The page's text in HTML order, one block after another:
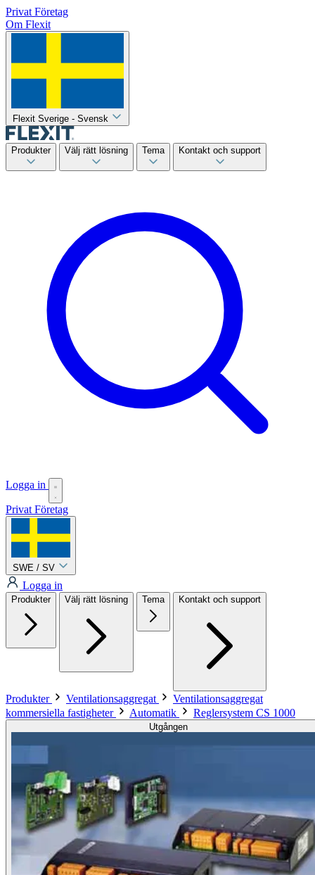
Privat Företag
Om Flexit
Flexit Sverige - Svensk
Produkter Välj rätt lösning Tema Kontakt och support
Logga in
Privat Företag
SWE / SV
Logga in
Produkter Välj rätt lösning Tema Kontakt och support
Produkter Ventilationsaggregat
Ventilationsaggregat
kommersiella fastigheter
Automatik Reglersystem CS 1000
Utgången